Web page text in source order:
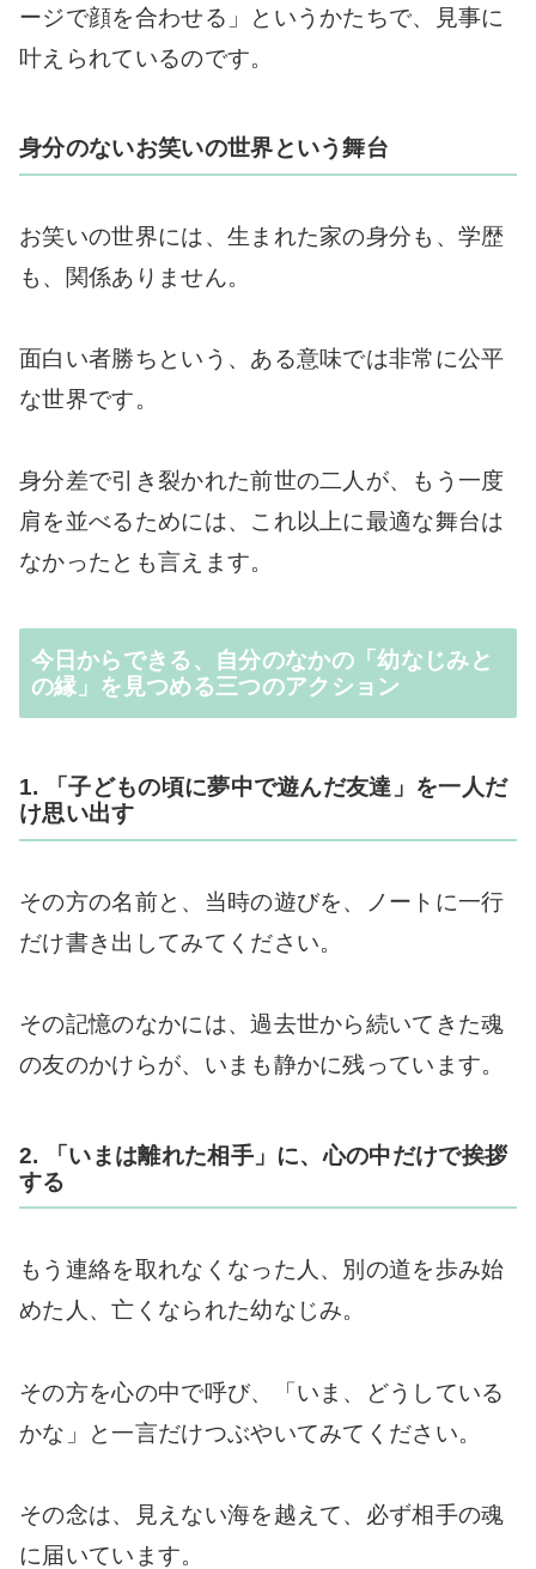
ージで顔を合わせる」というかたちで、見事に
叶えられているのです。
身分のないお笑いの世界という舞台
お笑いの世界には、生まれた家の身分も、学歴
も、関係ありません。
面白い者勝ちという、ある意味では非常に公平
な世界です。
身分差で引き裂かれた前世の二人が、もう一度
肩を並べるためには、これ以上に最適な舞台は
なかったとも言えます。
今日からできる、自分のなかの「幼なじみと
の縁」を見つめる三つのアクション
1. 「子どもの頃に夢中で遊んだ友達」を一人だ
け思い出す
その方の名前と、当時の遊びを、ノートに一行
だけ書き出してみてください。
その記憶のなかには、過去世から続いてきた魂
の友のかけらが、いまも静かに残っています。
2. 「いまは離れた相手」に、心の中だけで挨拶
する
もう連絡を取れなくなった人、別の道を歩み始
めた人、亡くなられた幼なじみ。
その方を心の中で呼び、「いま、どうしている
かな」と一言だけつぶやいてみてください。
その念は、見えない海を越えて、必ず相手の魂
に届いています。